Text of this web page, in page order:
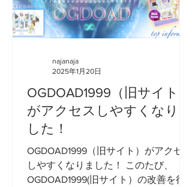
OGDOAD1999（旧サイト）
がアクセスしやすくなりま
した！
OGDOAD1999（旧サイト）がアクセス
しやすくなりました！ このたび、
OGDOAD1999(旧サイト）の改善を行
najanaja
2025年1月20日